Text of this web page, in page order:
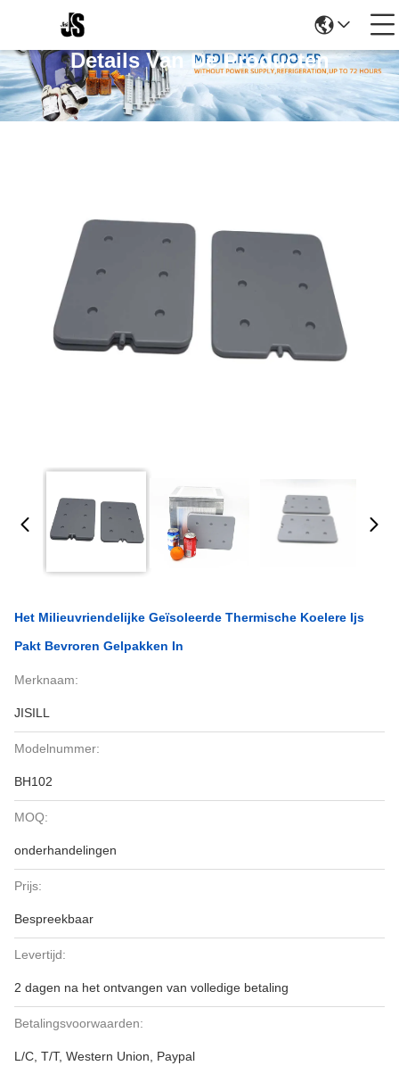
Details Van De Producten
Het Milieuvriendelijke Geïsoleerde Thermische Koelere Ijs
Pakt Bevroren Gelpakken In
Merknaam:
JISILL
Modelnummer:
BH102
MOQ:
onderhandelingen
Prijs:
Bespreekbaar
Levertijd:
2 dagen na het ontvangen van volledige betaling
Betalingsvoorwaarden:
L/C, T/T, Western Union, Paypal